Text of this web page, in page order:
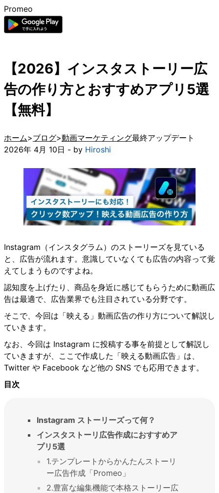
Promeo
【2026】インスタストーリー広
告の作り方とおすすめアプリ5選
【無料】
ホーム ブログ 動画マーケティング最終アップデート
2026年 4月 10日 - by Hiroshi
Instagram（インスタグラム）のストーリーズを見ている
と、広告が流れます。意識していなくても広告の内容って覚
えてしまうものですよね。
認知度を上げたり、商品を身近に感じてもらうために動画広
告は最適で、広告業界でも注目されている分野です。
そこで、今回は「映える」動画広告の作り方について解説し
ていきます。
なお、今回は Instagram に投稿する事を前提として解説し
ていきますが、ここで作成した「映える動画広告」は、
Twitter や Facebook など他の SNS でも応用できます。
目次
Instagram ストーリーズって何？
インスタストーリ広告作成におすすめア
プリ5選
1.テンプレートからかんたんストーリ
ー広告作成「Promeo」
2.豊富な編集機能で本格ストーリー広